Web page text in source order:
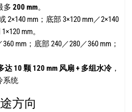
多 200 mm。
2×140 mm；底部 3×120 mm／2×140
mm。
mm；底部 240／280／360 mm；
达 10 颗 120 mm 风扇 + 多组水冷，
系统
方向